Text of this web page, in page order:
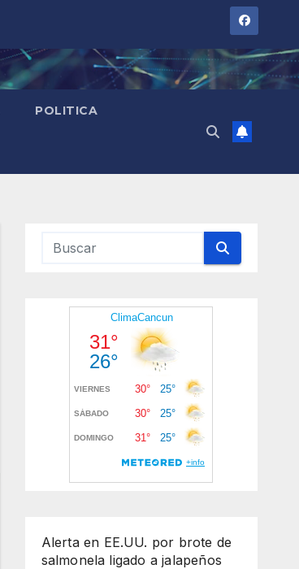
POLITICA
Alerta en EE.UU. por brote de
salmonela ligado a jalapeños